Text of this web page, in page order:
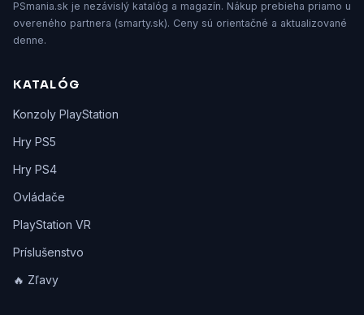
PSmania.sk je nezávislý katalóg a magazín. Nákup prebieha priamo u
overeného partnera (smarty.sk). Ceny sú orientačné a aktualizované
denne.
KATALÓG
Konzoly PlayStation
Hry PS5
Hry PS4
Ovládače
PlayStation VR
Príslušenstvo
🔥 Zľavy